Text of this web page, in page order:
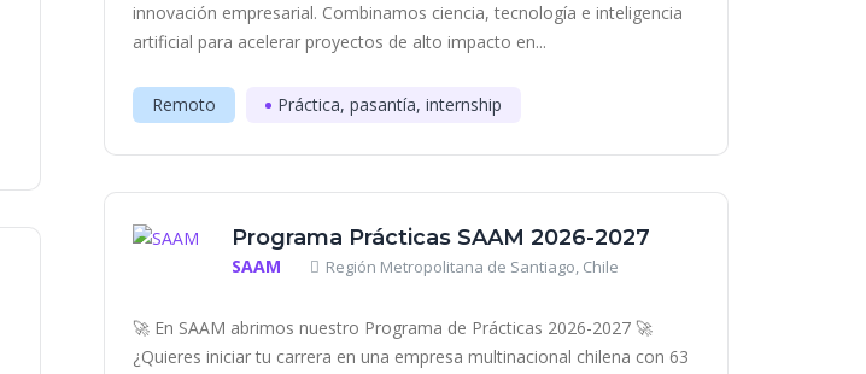
innovación empresarial. Combinamos ciencia, tecnología e inteligencia
artificial para acelerar proyectos de alto impacto en...
Remoto Práctica, pasantía, internship
Programa Prácticas SAAM 2026-2027
SAAM Región Metropolitana de Santiago, Chile
🚀 En SAAM abrimos nuestro Programa de Prácticas 2026-2027 🚀
¿Quieres iniciar tu carrera en una empresa multinacional chilena con 63